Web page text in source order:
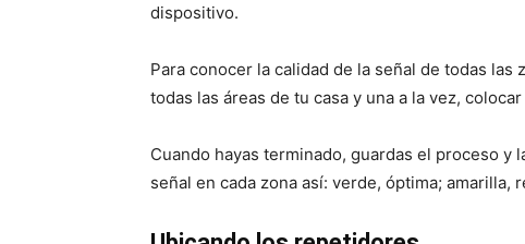
dispositivo.
Para conocer la calidad de la señal de todas
todas las áreas de tu casa y una a la vez,
Cuando hayas terminado, guardas el proceso
señal en cada zona así: verde, óptima;